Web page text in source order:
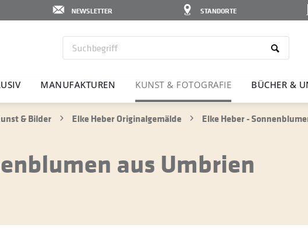
STANDORTE
NEWSLETTER
MANU­FAK­TUREN KUNST & FOTO­GRAFIE BÜCHER &
& Bilder Elke Heber Originalgemälde Elke Heber -
aus Umbrien